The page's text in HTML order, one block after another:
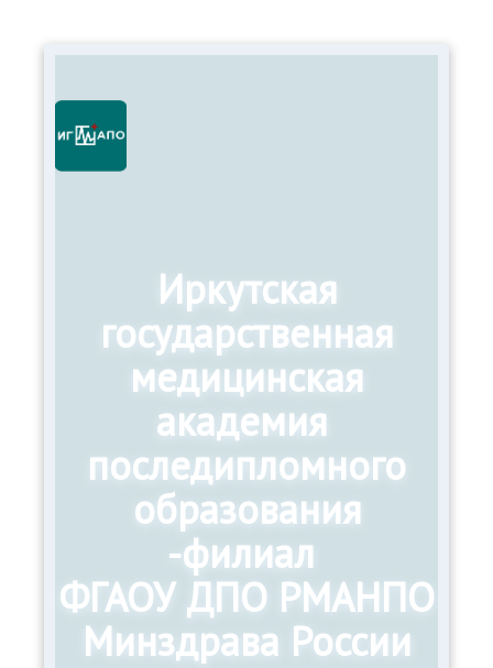
Иркутская
государственная
медицинская
академия
последипломного
образования
-филиал
ФГАОУ ДПО РМАНПО
Минздрава России